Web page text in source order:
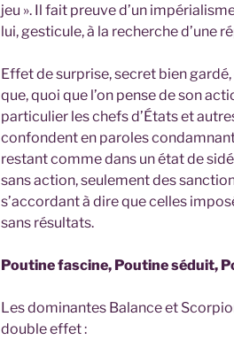
jeu ». Il fait preuve d’un
lui, gesticule, à la recherche d’une
Effet de surprise, secret bien
que, quoi que l’on pense de son
particulier les chefs d’États et
confondent en paroles
restant comme dans un état de
sans action, seulement des
s’accordant à dire que celles
sans résultats.
Poutine fascine, Poutine séduit,
Les dominantes Balance et
double effet :